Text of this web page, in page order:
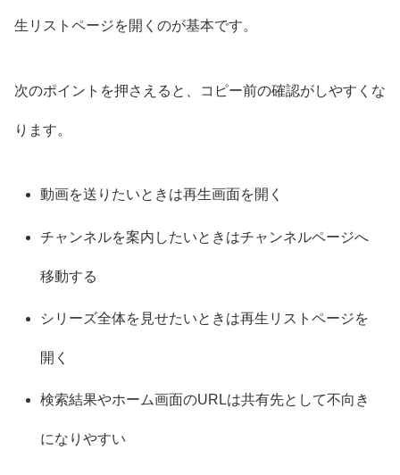
生リストページを開くのが基本です。
次のポイントを押さえると、コピー前の確認がしやすくな
ります。
動画を送りたいときは再生画面を開く
チャンネルを案内したいときはチャンネルページへ
移動する
シリーズ全体を見せたいときは再生リストページを
開く
検索結果やホーム画面のURLは共有先として不向き
になりやすい